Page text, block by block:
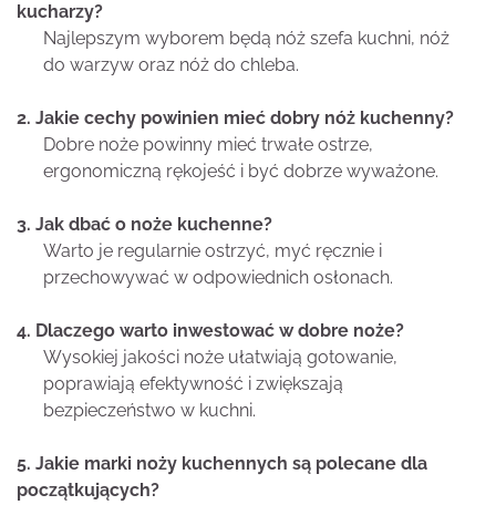
kucharzy?
Najlepszym wyborem będą nóż szefa kuchni, nóż
do warzyw oraz nóż do chleba.
2. Jakie cechy powinien mieć dobry nóż kuchenny?
Dobre noże powinny mieć trwałe ostrze,
ergonomiczną rękojeść i być dobrze wyważone.
3. Jak dbać o noże kuchenne?
Warto je regularnie ostrzyć, myć ręcznie i
przechowywać w odpowiednich osłonach.
4. Dlaczego warto inwestować w dobre noże?
Wysokiej jakości noże ułatwiają gotowanie,
poprawiają efektywność i zwiększają
bezpieczeństwo w kuchni.
5. Jakie marki noży kuchennych są polecane dla
początkujących?